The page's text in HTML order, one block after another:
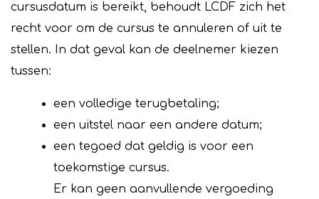
cursusdatum is bereikt, behoudt LCDF zich het
recht voor om de cursus te annuleren of uit te
stellen. In dat geval kan de deelnemer kiezen
tussen:
een volledige terugbetaling;
een uitstel naar een andere datum;
een tegoed dat geldig is voor een
toekomstige cursus.
Er kan geen aanvullende vergoeding